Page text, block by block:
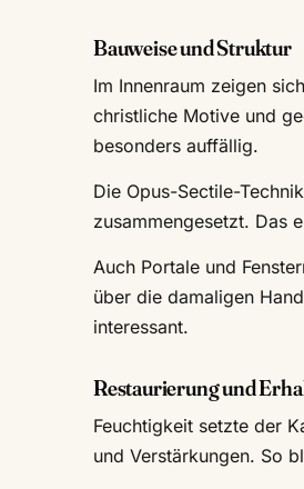
Bauweise und Struktur
Im Innenraum zeigen
christliche Motive und
besonders auffällig.
Die Opus-Sectile-
zusammengesetzt. Das
Auch Portale und
über die damaligen
interessant.
Restaurierung und
Feuchtigkeit setzte der
und Verstärkungen. So